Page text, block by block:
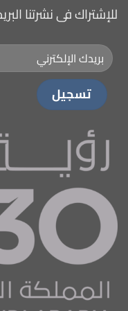
للإشتراك فى نشرتنا